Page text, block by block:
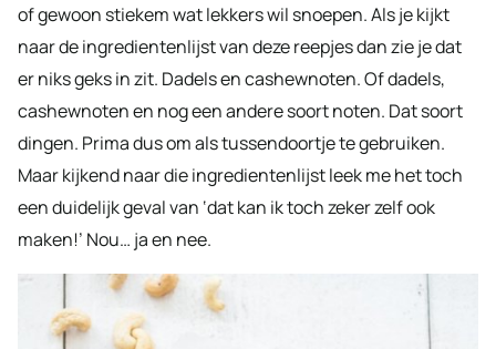
of gewoon stiekem wat lekkers wil snoepen. Als je kijkt
naar de ingredientenlijst van deze reepjes dan zie je dat
er niks geks in zit. Dadels en cashewnoten. Of dadels,
cashewnoten en nog een andere soort noten. Dat soort
dingen. Prima dus om als tussendoortje te gebruiken.
Maar kijkend naar die ingredientenlijst leek me het toch
een duidelijk geval van ‘dat kan ik toch zeker zelf ook
maken!’ Nou… ja en nee.